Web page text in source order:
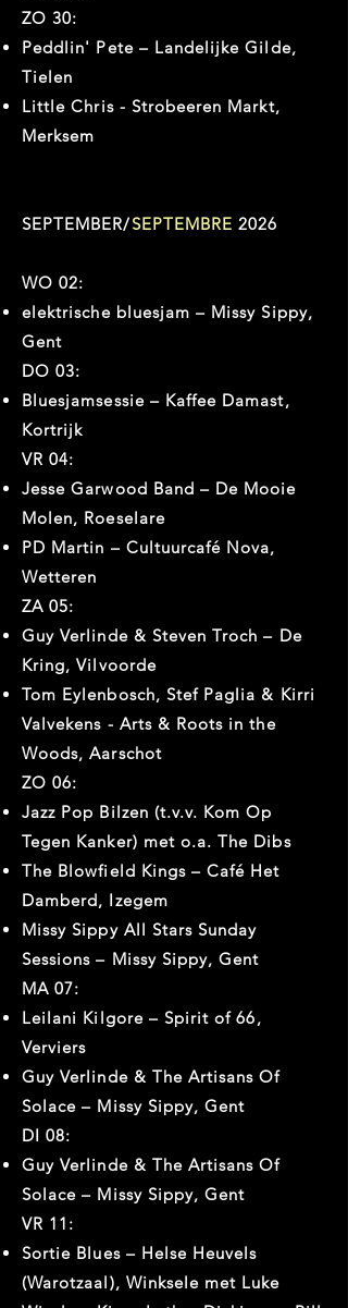
ZO 30:
Peddlin' Pete – Landelijke Gilde,
Tielen
Little Chris - Strobeeren Markt,
Merksem
SEPTEMBER/SEPTEMBRE 2026
WO 02:
elektrische bluesjam – Missy Sippy,
Gent
DO 03:
Bluesjamsessie – Kaffee Damast,
Kortrijk
VR 04:
Jesse Garwood Band – De Mooie
Molen, Roeselare
PD Martin – Cultuurcafé Nova,
Wetteren
ZA 05:
Guy Verlinde & Steven Troch – De
Kring, Vilvoorde
Tom Eylenbosch, Stef Paglia & Kirri
Valvekens - Arts & Roots in the
Woods, Aarschot
ZO 06:
Jazz Pop Bilzen (t.v.v. Kom Op
Tegen Kanker) met o.a. The Dibs
The Blowfield Kings – Café Het
Damberd, Izegem
Missy Sippy All Stars Sunday
Sessions – Missy Sippy, Gent
MA 07:
Leilani Kilgore – Spirit of 66,
Verviers
Guy Verlinde & The Artisans Of
Solace – Missy Sippy, Gent
DI 08:
Guy Verlinde & The Artisans Of
Solace – Missy Sippy, Gent
VR 11:
Sortie Blues – Helse Heuvels
(Warotzaal), Winksele met Luke